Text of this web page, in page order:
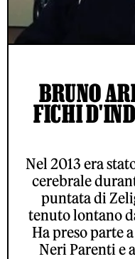
BRUNO
FICHI
Nel 2013 era
cerebrale
puntata di
tenuto lontano
Ha preso parte
Neri Parenti e